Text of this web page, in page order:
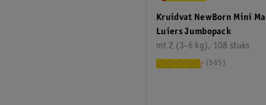
Kruidvat NewBorn Mini
Luiers Jumbopack
mt 2 (3-6 kg), 108 stuks
565